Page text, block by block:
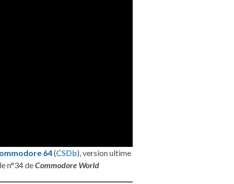
64(CSDb), version ultime
n°34 deCommodore World